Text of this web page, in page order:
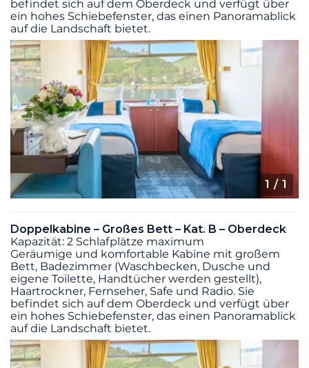
befindet sich auf dem Oberdeck und verfügt über
ein hohes Schiebefenster, das einen Panoramablick
auf die Landschaft bietet.
1 / 1
Doppelkabine – Großes Bett – Kat. B – Oberdeck
Kapazität: 2 Schlafplätze maximum
Geräumige und komfortable Kabine mit großem
Bett, Badezimmer (Waschbecken, Dusche und
eigene Toilette, Handtücher werden gestellt),
Haartrockner, Fernseher, Safe und Radio. Sie
befindet sich auf dem Oberdeck und verfügt über
ein hohes Schiebefenster, das einen Panoramablick
auf die Landschaft bietet.